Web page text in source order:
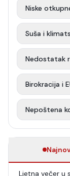
Niske
Suša i
Nedostatak
Birokracija i
Nepoštena
Ljetna večer u